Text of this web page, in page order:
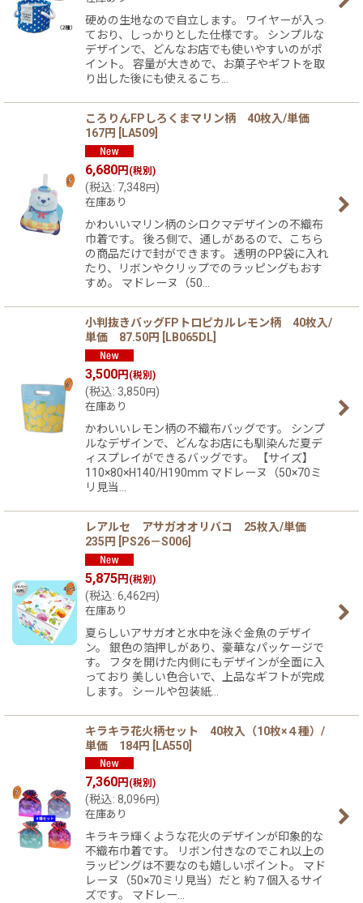
硬めの生地なので自立します。 ワイヤーが入っ
ており、しっかりとした仕様です。 シンプルな
デザインで、どんなお店でも使いやすいのがポ
イント。 容量が大きめで、お菓子やギフトを取
り出した後にも使えるこち…
ころりんFPしろくまマリン柄 40枚入/単価
167円
LA509
6,680円 (税別)
(税込: 7,348 円 )
在庫あり
かわいいマリン柄のシロクマデザインの不織布
巾着です。 後ろ側で、通しがあるので、こちら
の商品だけで封ができます。 透明のPP袋に入れ
たり、リボンやクリップでのラッピングもおす
すめ。 マドレーヌ（50…
小判抜きバッグFPトロピカルレモン柄 40枚入/
単価 87.50円
LB065DL
3,500円 (税別)
(税込: 3,850円)
在庫あり
かわいいレモン柄の不織布バッグです。 シンプ
ルなデザインで、どんなお店にも馴染んだ夏デ
ィスプレイができるバッグです。 【サイズ】
110×80×H140/H190mm マドレーヌ（50×70ミ
リ見当…
レアルセ アサガオオリバコ 25枚入/単価
235円
PS26－S006
5,875円(税別)
(税込: 6,462円)
在庫あり
夏らしいアサガオと水中を泳ぐ金魚のデザイ
ン。 銀色の箔押しがあり、豪華なパッケージで
す。 フタを開けた内側にもデザインが全面に入
っており 美しい色合いで、上品なギフトが完成
します。 シールや包装紙…
キラキラ花火柄セット 40枚入（10枚×４種）/
単価 184円 [LA550]
7,360円 (税別)
(税込: 8,096 円 )
在庫あり
キラキラ輝くような花火のデザインが印象的な
不織布巾着です。 リボン付きなのでこれ以上の
ラッピングは不要なのも嬉しいポイント。 マド
レーヌ（50×70ミリ見当）だと 約７個入るサイ
ズです。 マドレー…